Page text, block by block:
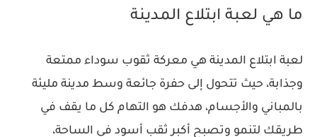
ما هي لعبة ابتلاع المدينة
لعبة ابتلاع المدينة هي معركة ثقوب سوداء ممتعة
وجذابة، حيث تتحول إلى حفرة جائعة وسط مدينة مليئة
بالمباني والأجسام، هدفك هو التهام كل ما يقف في
طريقك لتنمو وتصبح أكبر ثقب أسود في الساحة،